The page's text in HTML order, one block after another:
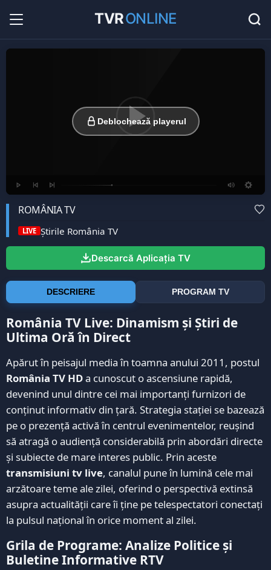
TVRONLINE 36
Deblochează playerul
ROMÂNIA TV
LIVE Ştirile România TV
Descarcă Aplicația TV
DESCRIERE PROGRAM TV
România TV Live: Dinamism și Știri de
Ultima Oră în Direct
Apărut în peisajul media în toamna anului 2011, postul
România TV HDa cunoscut o ascensiune rapidă,
devenind unul dintre cei mai importanți furnizori de
conținut informativ din țară. Strategia stației se bazează
pe o prezență activă în centrul evenimentelor, reușind
să atragă o audiență considerabilă prin abordări directe
și subiecte de mare interes public. Prin aceste
transmisiuni tv live, canalul pune în lumină cele mai
arzătoare teme ale zilei, oferind o perspectivă extinsă
asupra actualității care îi ține pe telespectatori conectați
la pulsul național în orice moment al zilei.
Grila de Programe: Analize Politice și
Buletine Informative RTV